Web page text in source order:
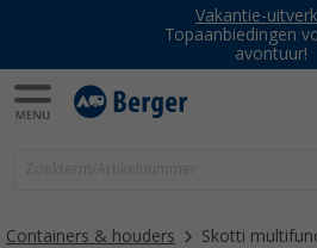
Vakantie-
Topaanbiedingen
avontuur!
Containers & houders
Skotti